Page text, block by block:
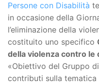
Persone con Disabilità
in occasione della
l’eliminazione della
costituito uno specifico
della violenza contro le
«Obiettivo del Gruppo
contributi sulla